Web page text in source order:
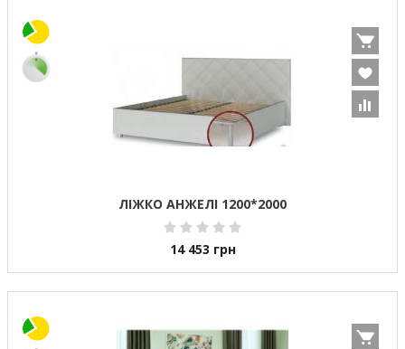
ЛІЖКО АНЖЕЛІ 1200*2000
14 453 грн